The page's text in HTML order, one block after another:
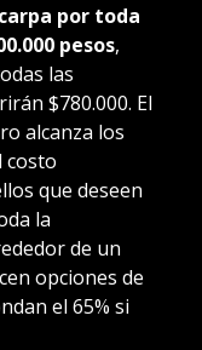
por toda
pesos,
las
$780.000. El
alcanza los
costo
que deseen
la
de un
opciones de
el 65% si